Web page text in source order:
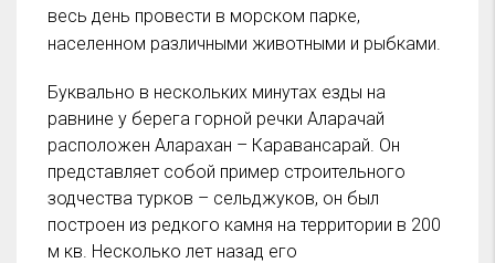
весь день провести в морском парке,
населенном различными животными и рыбками.
Буквально в нескольких минутах езды на
равнине у берега горной речки Аларачай
расположен Аларахан – Каравансарай. Он
представляет собой пример строительного
зодчества турков – сельджуков, он был
построен из редкого камня на территории в 200
м кв. Несколько лет назад его